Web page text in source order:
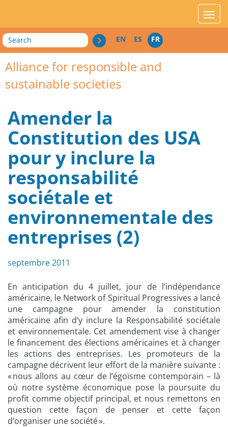
Search EN ES FR
Alliance for responsible and
sustainable societies
Amender la
Constitution des USA
pour y inclure la
responsabilité
sociétale et
environnementale des
entreprises (2)
septembre 2011
En anticipation du 4 juillet, jour de l’indépendance
américaine, le Network of Spiritual Progressives a lancé
une campagne pour amender la constitution
américaine afin d’y inclure la Responsabilité sociétale
et environnementale. Cet amendement vise à changer
le financement des élections américaines et à changer
les actions des entreprises. Les promoteurs de la
campagne décrivent leur effort de la manière suivante :
« nous allons au cœur de l’égoïsme contemporain – là
où notre système économique pose la poursuite du
profit comme objectif principal, et nous remettons en
question cette façon de penser et cette façon
d’organiser une société ».